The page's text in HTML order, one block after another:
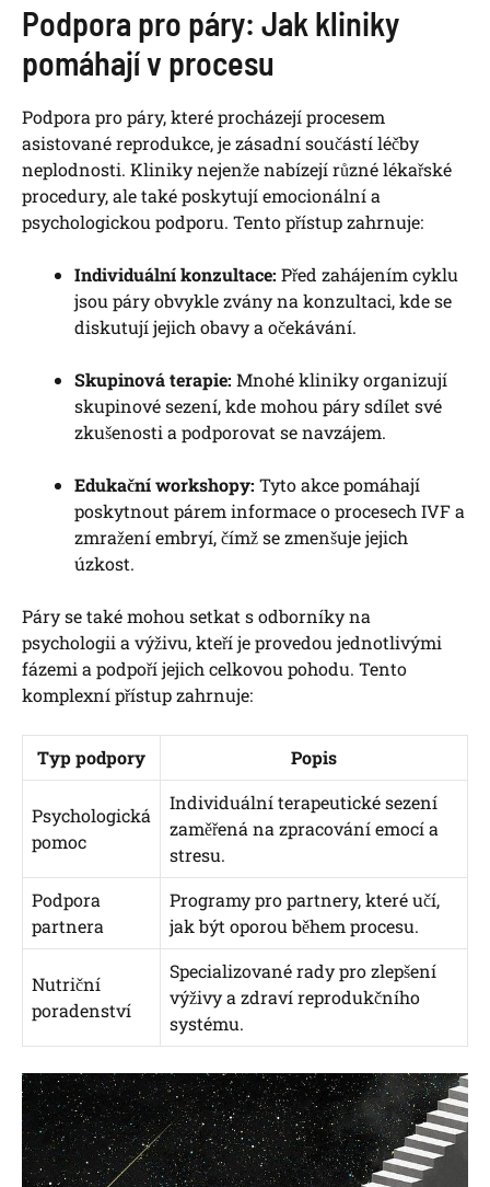
Podpora pro páry: Jak kliniky
pomáhají v procesu
Podpora pro páry, které procházejí procesem
asistované reprodukce, je zásadní součástí léčby
neplodnosti. Kliniky nejenže nabízejí různé lékařské
procedury, ale také poskytují emocionální a
psychologickou podporu. Tento přístup zahrnuje:
Individuální konzultace: Před zahájením cyklu
jsou páry obvykle zvány na konzultaci, kde se
diskutují jejich obavy a očekávání.
Skupinová terapie: Mnohé kliniky organizují
skupinové sezení, kde mohou páry sdílet své
zkušenosti a podporovat se navzájem.
Edukační workshopy: Tyto akce pomáhají
poskytnout párem informace o procesech IVF a
zmražení embryí, čímž se zmenšuje jejich
úzkost.
Páry se také mohou setkat s odborníky na
psychologii a výživu, kteří je provedou jednotlivými
fázemi a podpoří jejich celkovou pohodu. Tento
komplexní přístup zahrnuje:
Typ podpory Popis
Psychologická
pomoc
Individuální terapeutické sezení
zaměřená na zpracování emocí a
stresu.
Podpora
partnera
Programy pro partnery, které učí,
jak být oporou během procesu.
Nutriční
poradenství
Specializované rady pro zlepšení
výživy a zdraví reprodukčního
systému.